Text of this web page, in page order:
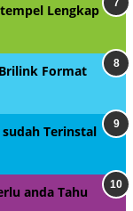
Lengkap
Format
Terinstal
anda Tahu